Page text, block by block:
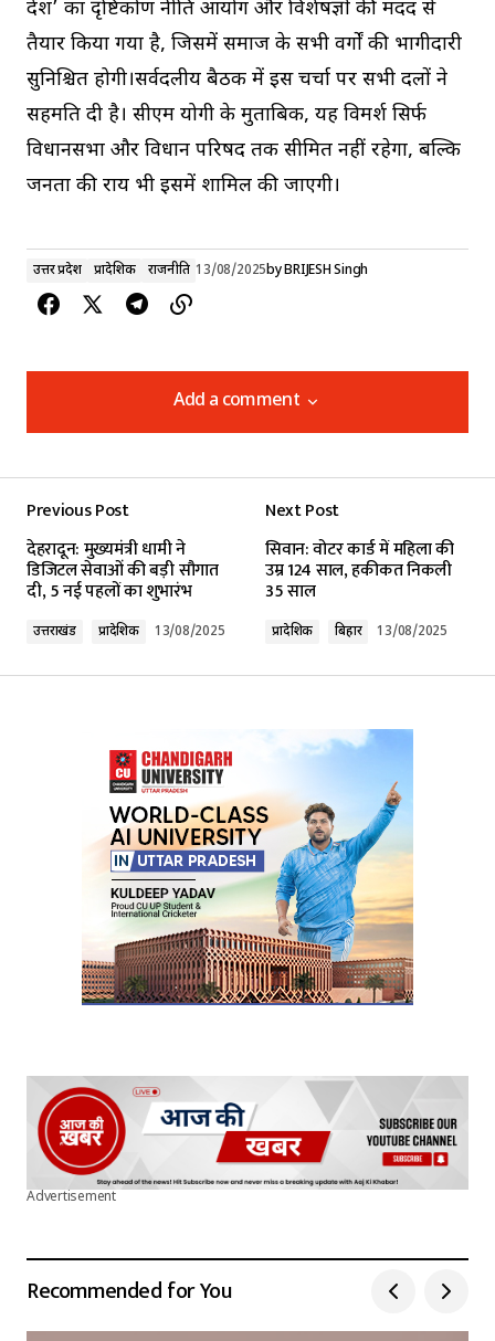
प्रदेश’ का दृष्टिकोण नीति आयोग और विशेषज्ञों की मदद से
तैयार किया गया है, जिसमें समाज के सभी वर्गों की भागीदारी
सुनिश्चित होगी।सर्वदलीय बैठक में इस चर्चा पर सभी दलों ने
सहमति दी है। सीएम योगी के मुताबिक, यह विमर्श सिर्फ
विधानसभा और विधान परिषद तक सीमित नहीं रहेगा, बल्कि
जनता की राय भी इसमें शामिल की जाएगी।
उत्तर प्रदेश प्रादेशिक राजनीति 13/08/2025byBRIJESH Singh
Add a comment
Add a comment
Required fields are marked*
Your Name*
Your E-mail*
Submit Comment
Previous Post
देहरादून: मुख्यमंत्री धामी ने
डिजिटल सेवाओं की बड़ी सौगात
दी, 5 नई पहलों का शुभारंभ
उत्तराखंड प्रादेशिक 13/08/2025
Next Post
सिवान: वोटर कार्ड में महिला की
उम्र 124 साल, हकीकत निकली
35 साल
प्रादेशिक बिहार 13/08/2025
Advertisement
Recommended for You